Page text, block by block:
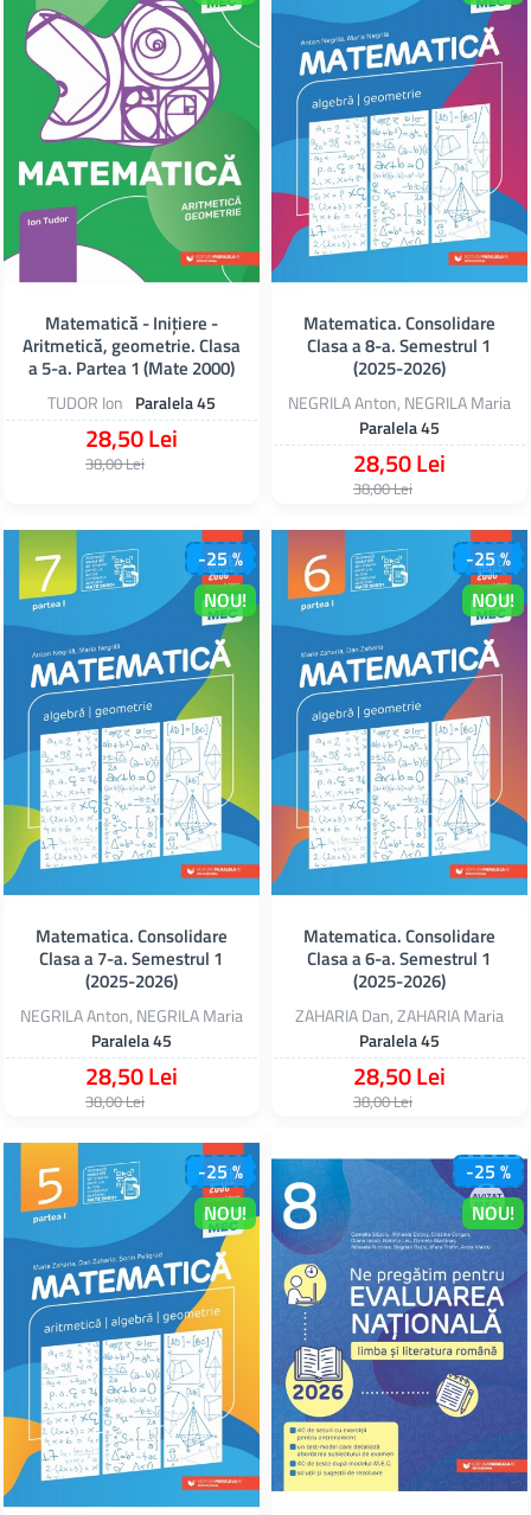
TUDOR Ion Paralela 45
Matematică - Iniţiere -
Aritmetică, geometrie. Clasa
a 5-a. Partea 1 (Mate 2000)
28,50 Lei
38,00 Lei
NEGRILA Anton, NEGRILA Maria
Paralela 45
Matematica. Consolidare
Clasa a 8-a. Semestrul 1
(2025-2026)
28,50 Lei
38,00 Lei
NOU!
-25 %
NEGRILA Anton, NEGRILA Maria
Paralela 45
Matematica. Consolidare
Clasa a 7-a. Semestrul 1
(2025-2026)
28,50 Lei
38,00 Lei
NOU!
-25 %
ZAHARIA Dan, ZAHARIA Maria
Paralela 45
Matematica. Consolidare
Clasa a 6-a. Semestrul 1
(2025-2026)
28,50 Lei
38,00 Lei
NOU!
-25 %
NOU!
-25 %